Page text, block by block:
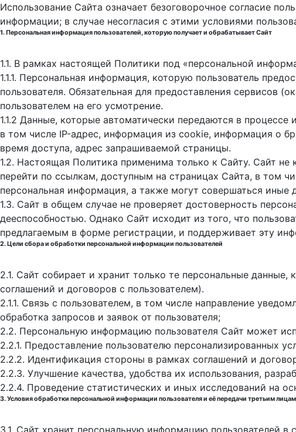
Использование Сайта означает безоговорочное согласие
информации; в случае несогласия с этими условиями
1. Персональная информация пользователей, которую получает и обрабатывает Сайт
1.1. В рамках настоящей Политики под «персональной
1.1.1. Персональная информация, которую пользователь
пользователя. Обязательная для предоставления сервисов
пользователем на его усмотрение.
1.1.2 Данные, которые автоматически передаются в
в том числе IP-адрес, информация из cookie, информация о
время доступа, адрес запрашиваемой страницы.
1.2. Настоящая Политика применима только к Сайту. Сайт не
перейти по ссылкам, доступным на страницах Сайта, в том
персональная информация, а также могут совершаться иные
1.3. Сайт в общем случае не проверяет достоверность
дееспособностью. Однако Сайт исходит из того, что
предлагаемым в форме регистрации, и поддерживает эту
2. Цели сбора и обработки персональной информации пользователей
2.1. Сайт собирает и хранит только те персональные
соглашений и договоров с пользователем).
2.1.1. Связь с пользователем, в том числе направление
обработка запросов и заявок от пользователя;
2.2. Персональную информацию пользователя Сайт может
2.2.1. Предоставление пользователю персонализированных
2.2.2. Идентификация стороны в рамках соглашений и
2.2.3. Улучшение качества, удобства их использования,
2.2.4. Проведение статистических и иных исследований на
3. Условия обработки персональной информации пользователя и её передачи третьим лицам